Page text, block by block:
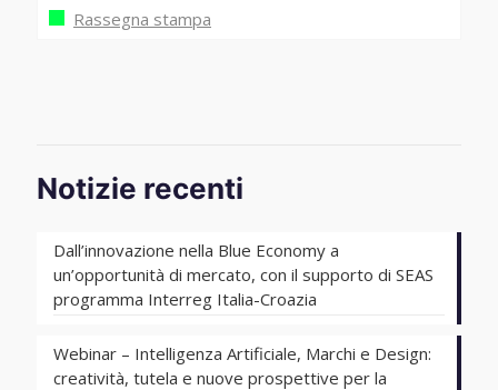
Rassegna stampa
Notizie recenti
Dall’innovazione nella Blue Economy a
un’opportunità di mercato, con il supporto di SEAS
programma Interreg Italia-Croazia
Webinar – Intelligenza Artificiale, Marchi e Design:
creatività, tutela e nuove prospettive per la